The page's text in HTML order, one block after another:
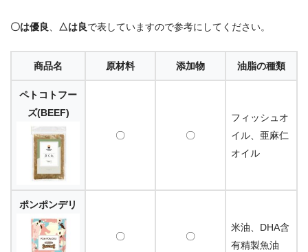
〇は優良 △は良で表していますので参考にしてください。
商品名 原材料 添加物 油脂の種類
ペトコトフー
ズ(BEEF)
〇 〇
フィッシュオ
イル、亜麻仁
オイル
ポンポンデリ
〇 〇
米油、DHA含
有精製魚油